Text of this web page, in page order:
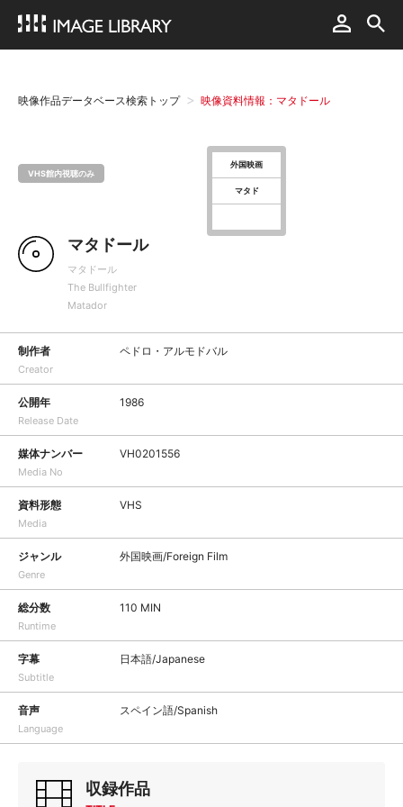
映像作品データベース検索トップ 映像資料情報：マタドール
VHS館内視聴のみ
外国映画
マタド
マタドール
マタドール
The Bullfighter
Matador
制作者
Creator
ペドロ・アルモドバル
公開年
Release Date
1986
媒体ナンバー
Media No
VH0201556
資料形態
Media
VHS
ジャンル
Genre
外国映画/Foreign Film
総分数
Runtime
110 MIN
字幕
Subtitle
日本語/Japanese
音声
Language
スペイン語/Spanish
収録作品